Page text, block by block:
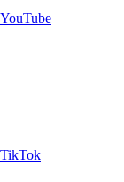
YouTube
TikTok